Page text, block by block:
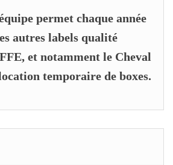
permet chaque année
autres labels qualité
et notamment le Cheval
temporaire de boxes.